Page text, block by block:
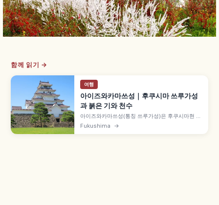
함께 읽기 →
여행
아이즈와카마쓰성｜후쿠시마 쓰루가성
과 붉은 기와 천수
아이즈와카마쓰성(통칭 쓰루가성)은 후쿠시마현 아
이즈와카마쓰시의 일본 명성으로, 1384년(시토쿠
Fukushima →